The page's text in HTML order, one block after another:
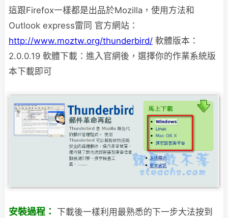
這跟Firefox一樣都是出品於Mozilla，使用方法和
Outlook express雷同 官方網站：
http://www.moztw.org/thunderbird/ 軟體版本：
2.0.0.19 軟體下載：進入官網後，選擇你的作業系統版
本下載即可
安裝過程： 下載後一樣利用最熟悉的下一步大法按到